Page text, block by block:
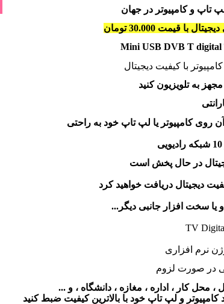
تاپ و کامپیوتر در جهان
قیمت 30.000 تومان
Mini USB DVB T digital
با کیفیت دیجیتال
به تلویزیون کنید
روی کامپیوتر یا لپ تاپ خود به راحتی
در حال پخش است
دیجیتال دریافت خواهید کرد
و یا سخت افزار جانبی دیگر ...
TV
نرم افزاری
در صورت لزوم
محل کار ، اداره ، مغازه ، دانشگاه ، و ...
و لپ تاپ خود با بالاترین کیفیت ضبطکنید